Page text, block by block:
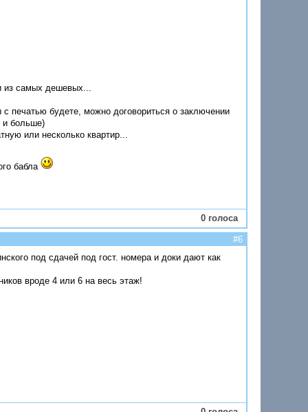
из самых дешевых...
с печатью будете, можно договориться о заключении
и больше)
или несколько квартир...
бабла
0 голоса
#6
под сдачей под гост. номера и доки дают как
вроде 4 или 6 на весь этаж!